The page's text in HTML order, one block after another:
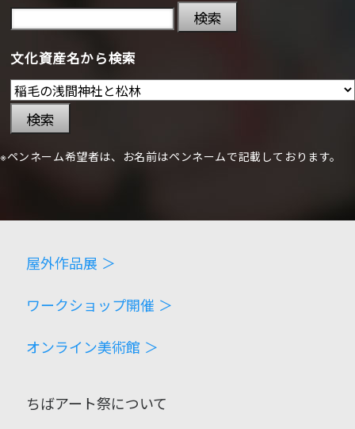
検索
文化資産名から検索
検索
※ペンネーム希望者は、お名前はペンネームで記載しております。
屋外作品展 ＞
ワークショップ開催 ＞
オンライン美術館 ＞
ちばアート祭について